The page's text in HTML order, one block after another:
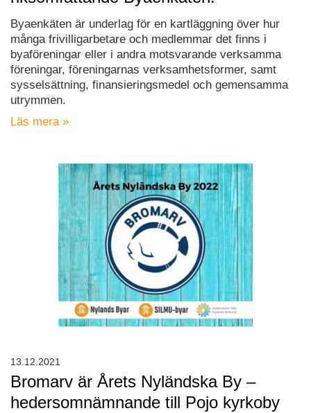
Byaenkäten är underlag för en kartläggning över hur
många frivilligarbetare och medlemmar det finns i
byaföreningar eller i andra motsvarande verksamma
föreningar, föreningarnas verksamhetsformer, samt
sysselsättning, finansieringsmedel och gemensamma
utrymmen.
Läs mera »
Bromarv är Årets Nyländska By –
hedersomnämnande till Pojo kyrkoby
13.12.2021